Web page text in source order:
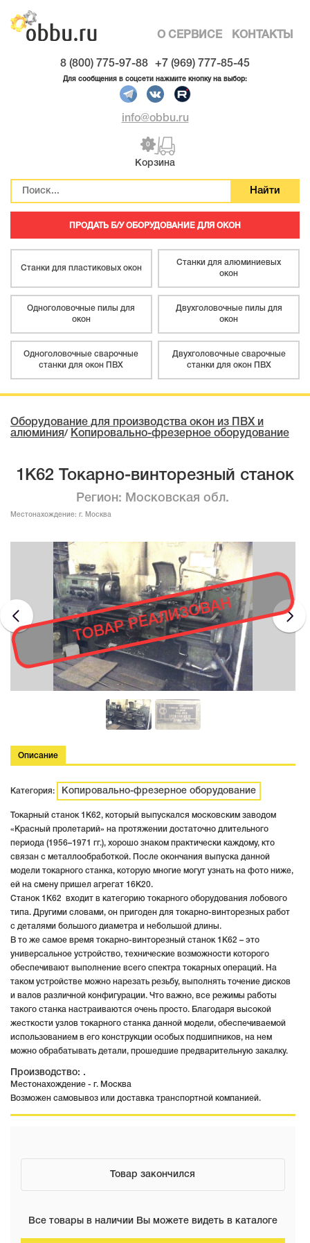
О СЕРВИСЕ КОНТАКТЫ
8 (800) 775-97-88 +7 (969) 777-85-45
Для сообщения в соцсети нажмите кнопку на выбор:
info@obbu.ru
0
Корзина
ПРОДАТЬ Б/У ОБОРУДОВАНИЕ ДЛЯ ОКОН
Станки для пластиковых окон
Станки для алюминиевых
окон
Одноголовочные пилы для
окон
Двухголовочные пилы для
окон
Одноголовочные сварочные
станки для окон ПВХ
Двухголовочные сварочные
станки для окон ПВХ
Оборудование для производства окон из ПВХ и
алюминия/ Копировально-фрезерное оборудование
1К62 Токарно-винторезный станок
Регион: Московская обл.
Местонахождение: г. Москва
ТОВАР РЕАЛИЗОВАН
Описание
Категория: Копировально-фрезерное оборудование
Токарный станок 1К62, который выпускался московским заводом
«Красный пролетарий» на протяжении достаточно длительного
периода (1956–1971 гг.), хорошо знаком практически каждому, кто
связан с металлообработкой. После окончания выпуска данной
модели токарного станка, которую многие могут узнать на фото ниже,
ей на смену пришел агрегат 16К20.
Станок 1К62 входит в категорию токарного оборудования лобового
типа. Другими словами, он пригоден для токарно-винторезных работ
с деталями большого диаметра и небольшой длины.
В то же самое время токарно-винторезный станок 1К62 – это
универсальное устройство, технические возможности которого
обеспечивают выполнение всего спектра токарных операций. На
таком устройстве можно нарезать резьбу, выполнять точение дисков
и валов различной конфигурации. Что важно, все режимы работы
такого станка настраиваются очень просто. Благодаря высокой
жесткости узлов токарного станка данной модели, обеспечиваемой
использованием в его конструкции особых подшипников, на нем
можно обрабатывать детали, прошедшие предварительную закалку.
Производство: .
Местонахождение - г. Москва
Возможен самовывоз или доставка транспортной компанией.
Товар закончился
Все товары в наличии Вы можете видеть в каталоге